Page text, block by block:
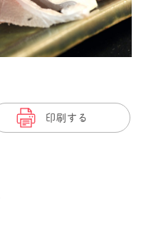
印刷する